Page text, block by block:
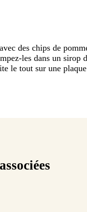
des chips de
les dans un sirop
le tout sur une